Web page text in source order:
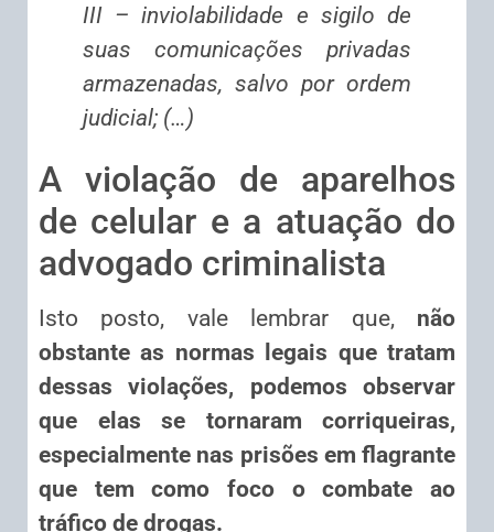
III – inviolabilidade e sigilo de
suas comunicações privadas
armazenadas, salvo por ordem
judicial; (…)
A violação de aparelhos
de celular e a atuação do
advogado criminalista
Isto posto, vale lembrar que,não
obstante as normas legais que tratam
dessas violações, podemos observar
que elas se tornaram corriqueiras,
especialmente nas prisões em flagrante
que tem como foco o combate ao
tráfico de drogas.